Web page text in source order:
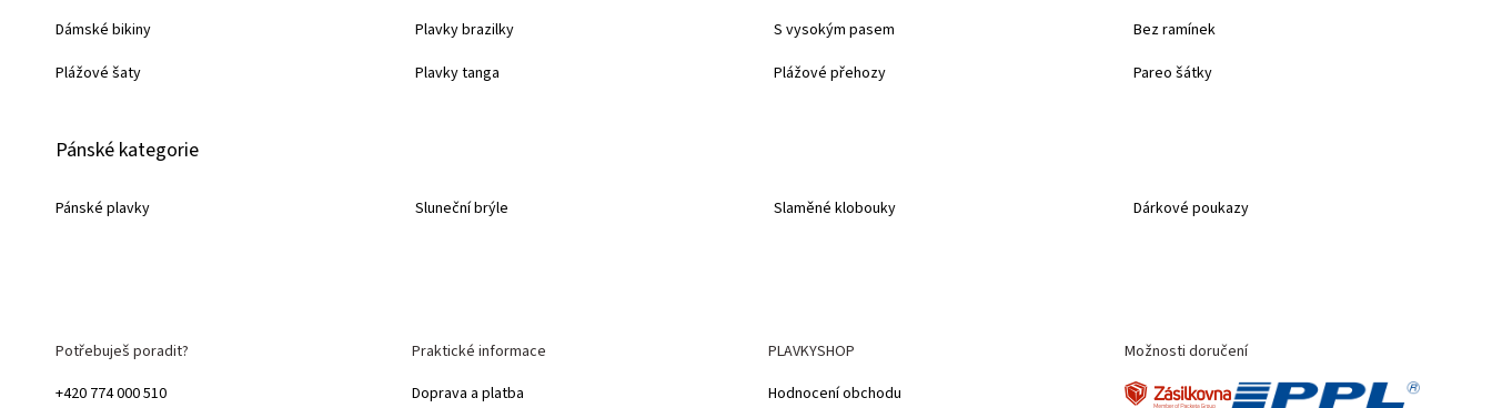
Dámské bikiny
Plážové šaty
Plavky brazilky
Plavky tanga
S vysokým pasem
Plážové přehozy
Bez ramínek
Pareo šátky
Pánské kategorie
Pánské plavky Sluneční brýle Slaměné klobouky Dárkové poukazy
Potřebuješ poradit?
+420 774 000 510
Praktické informace
Doprava a platba
PLAVKYSHOP
Hodnocení obchodu
Možnosti doručení